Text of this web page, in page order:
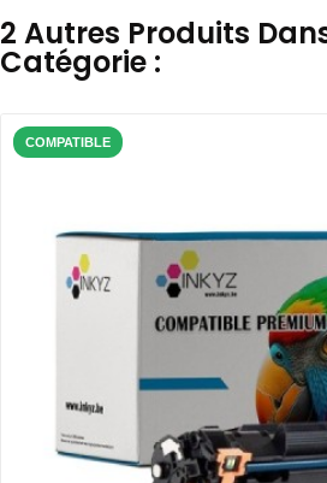
2 Autres Produits
Catégorie :
COMPATIBLE